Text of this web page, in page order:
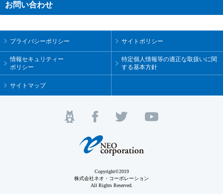
お問い合わせ
プライバシーポリシー サイトポリシー
情報セキュリティー
ポリシー
特定個人情報等の適正な取扱いに関
する基本方針
サイトマップ
Copyright©2019
株式会社ネオ・コーポレーション
All Rights Reserved.